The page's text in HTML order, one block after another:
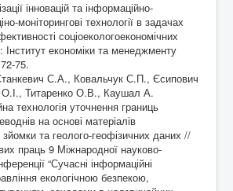
інновацій та інформаційно-
моніторингові технології в задачах
соціоекологоекономічних
Інститут економіки та менеджменту
75.
С.А., Ковальчук С.П., Єсипович
Титаренко О.В., Каушал А.
технологія уточнення границь
на основі матеріалів
зйомки та геолого-геофізичних даних //
праць 9 Міжнародної науково-
“Сучасні інформаційні
екологічною безпекою,